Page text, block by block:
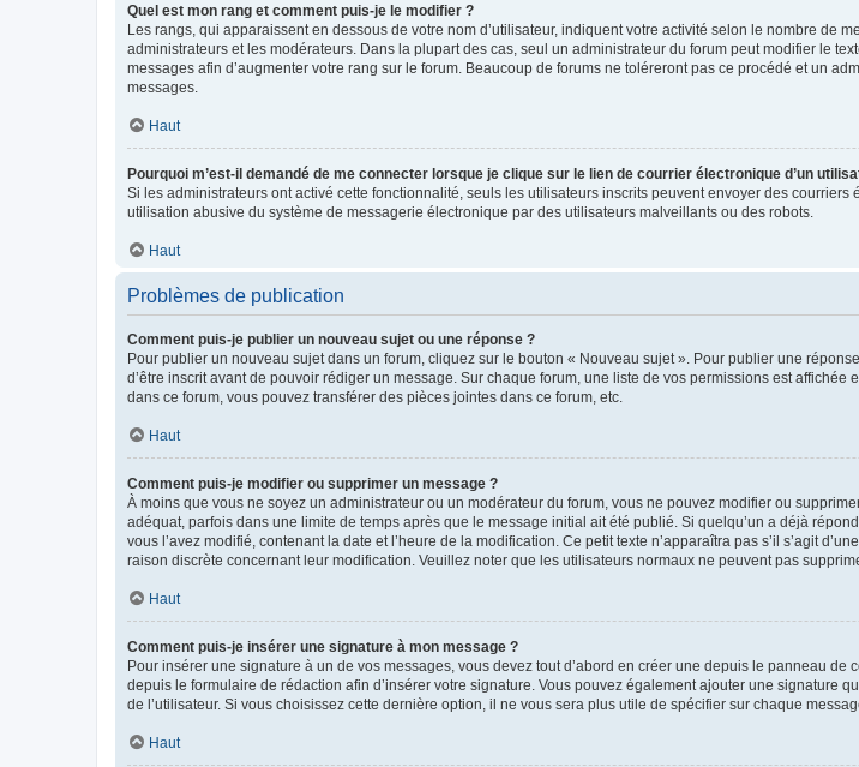
Quel est mon rang et comment puis-je le modifier ?
Les rangs, qui apparaissent en dessous de votre nom d’utilisateur, indiquent votre activité selon le nombre de
administrateurs et les modérateurs. Dans la plupart des cas, seul un administrateur du forum peut modifier le
messages afin d’augmenter votre rang sur le forum. Beaucoup de forums ne toléreront pas ce procédé et un
messages.
Haut
Pourquoi m’est-il demandé de me connecter lorsque je clique sur le lien de courrier électronique d’un
Si les administrateurs ont activé cette fonctionnalité, seuls les utilisateurs inscrits peuvent envoyer des
utilisation abusive du système de messagerie électronique par des utilisateurs malveillants ou des robots.
Haut
Problèmes de publication
Comment puis-je publier un nouveau sujet ou une réponse ?
Pour publier un nouveau sujet dans un forum, cliquez sur le bouton « Nouveau sujet ». Pour publier une
d’être inscrit avant de pouvoir rédiger un message. Sur chaque forum, une liste de vos permissions est
dans ce forum, vous pouvez transférer des pièces jointes dans ce forum, etc.
Haut
Comment puis-je modifier ou supprimer un message ?
À moins que vous ne soyez un administrateur ou un modérateur du forum, vous ne pouvez modifier ou
adéquat, parfois dans une limite de temps après que le message initial ait été publié. Si quelqu’un a déjà
vous l’avez modifié, contenant la date et l’heure de la modification. Ce petit texte n’apparaîtra pas s’il s’agit
raison discrète concernant leur modification. Veuillez noter que les utilisateurs normaux ne peuvent pas
Haut
Comment puis-je insérer une signature à mon message ?
Pour insérer une signature à un de vos messages, vous devez tout d’abord en créer une depuis le panneau
depuis le formulaire de rédaction afin d’insérer votre signature. Vous pouvez également ajouter une signature
de l’utilisateur. Si vous choisissez cette dernière option, il ne vous sera plus utile de spécifier sur chaque
Haut